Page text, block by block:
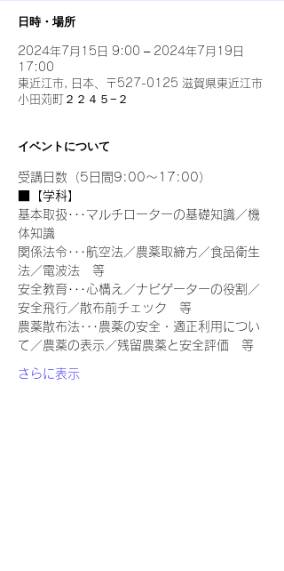
日時・場所
2024年7月15日 9:00 – 2024年7月19日
17:00
東近江市, 日本、〒527-0125 滋賀県東近江市
小田苅町２２４５−２
イベントについて
受講日数（5日間9:00～17:00）
■【学科】
基本取扱･･･マルチローターの基礎知識／機
体知識
関係法令･･･航空法／農薬取締方／食品衛生
法／電波法　等
安全教育･･･心構え／ナビゲーターの役割／
安全飛行／散布前チェック　等
農薬散布法･･･農薬の安全・適正利用につい
て／農薬の表示／残留農薬と安全評価　等
さらに表示